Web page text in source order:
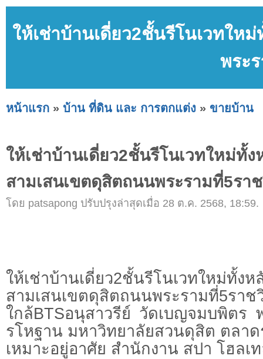
ให้เช่าบ้านเดี่ยว2ชั้นรีโนเวทให
พระ
หน้าแรก » บ้าน ที่ดิน และ การตกแต่ง » ขายบ้าน
ให้เช่าบ้านเดี่ยว2ชั้นรีโนเวทใหม่ทั้ง
สามเสนเขตดุสิตถนนพระรามที่5รา
โดย patsapong ปรับปรุงล่าสุดเมื่อ 28 ต.ค. 2568, 18:59.
ให้เช่าบ้านเดี่ยว2ชั้นรีโนเวทใหม่ทั้งห
สามเสนเขตดุสิตถนนพระรามที่5ราช
ใกล้BTSอนุสาวรีย์ วัดเบญจมบพิตร
รโหฐาน มหาวิทยาลัยสวนดุสิต ตลา
เหมาะอยู่อาศัย สำนักงาน สปา โฮลเ